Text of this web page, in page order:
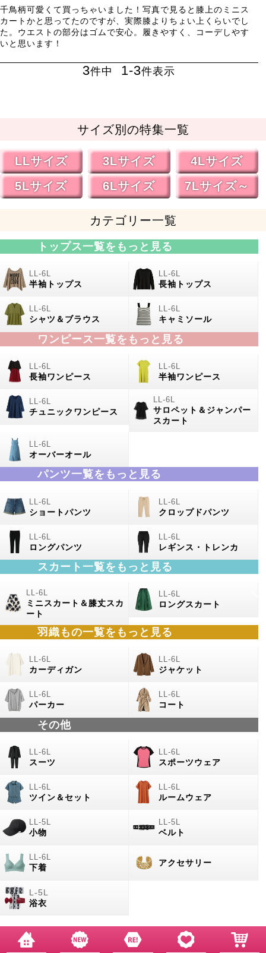
千鳥柄可愛くて買っちゃいました！写真で見ると膝上のミニス
カートかと思ってたのですが、実際膝よりちょい上くらいでし
た。ウエストの部分はゴムで安心。履きやすく、コーデしやす
いと思います！
3件中 1-3件表示
サイズ別の特集一覧
LLサイズ 3Lサイズ
4Lサイズ
5Lサイズ
6Lサイズ 7Lサイズ～
カテゴリー一覧
トップス一覧をもっと見る
半袖トップス 長袖トップス
シャツ＆ブラウス キャミソール
ワンピース一覧をもっと見る
長袖ワンピース 半袖ワンピース
チュニックワンピース
サロペット＆ジャンパー
スカート
オーバーオール
パンツ一覧をもっと見る
ショートパンツ クロップドパンツ
ロングパンツ レギンス・トレンカ
スカート一覧をもっと見る
ミニスカート＆膝丈スカ
ート
ロングスカート
羽織もの一覧をもっと見る
カーディガン ジャケット
パーカー コート
その他
スーツ スポーツウェア
ツイン＆セット ルームウェア
小物 ベルト
下着
アクセサリー
浴衣